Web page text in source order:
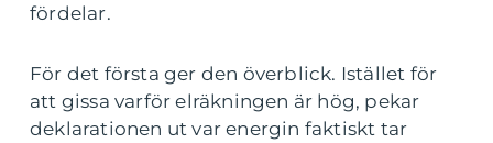
fördelar.
För det första ger den överblick. Istället för
att gissa varför elräkningen är hög, pekar
deklarationen ut var energin faktiskt tar